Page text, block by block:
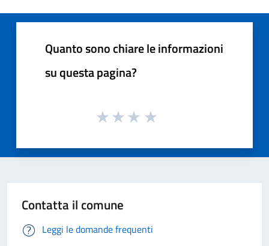
Quanto sono chiare le informazioni
su questa pagina?
Contatta il comune
Leggi le domande frequenti